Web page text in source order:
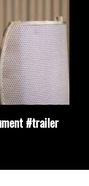
#trailer